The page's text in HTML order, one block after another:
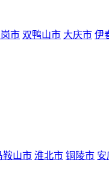
市 双鸭山市 大庆市 伊
鞍山市 淮北市 铜陵市 安